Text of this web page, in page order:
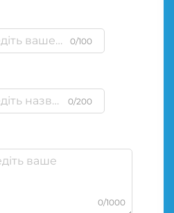
0/100
0/200
0/1000